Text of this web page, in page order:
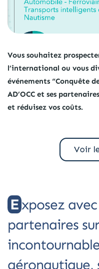
Vous souhaitez
l’international ou vous
événements “Conquête
AD’OCC et ses
et réduisez vos coûts.
Exposez avec AD’OCC et ses
partenaires
aéronautique,